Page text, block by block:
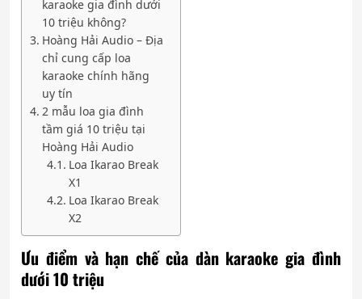
karaoke gia đình dưới
10 triệu không?
Hoàng Hải Audio – Địa
chỉ cung cấp loa
karaoke chính hãng
uy tín
2 mẫu loa gia đình
tầm giá 10 triệu tại
Hoàng Hải Audio
Loa Ikarao Break
X1
Loa Ikarao Break
X2
Ưu điểm và hạn chế của dàn karaoke gia đình
dưới 10 triệu